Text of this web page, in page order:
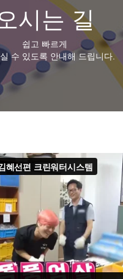
시는 길
쉽고 빠르게
수 있도록 안내해 드립니다.